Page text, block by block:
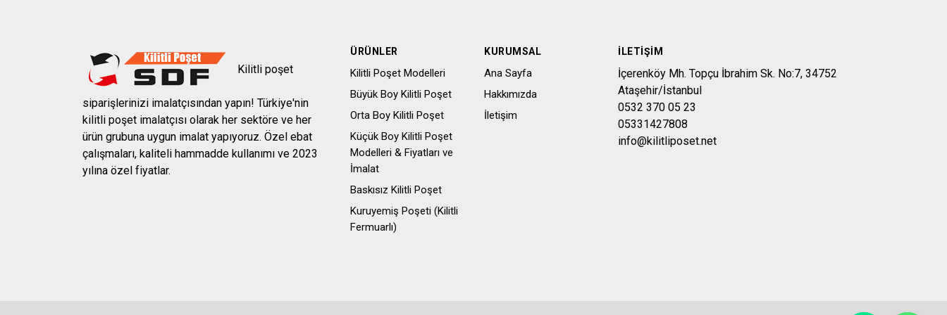
Kilitli poşet
siparişlerinizi imalatçısından yapın! Türkiye'nin
kilitli poşet imalatçısı olarak her sektöre ve her
ürün grubuna uygun imalat yapıyoruz. Özel ebat
çalışmaları, kaliteli hammadde kullanımı ve 2023
yılına özel fiyatlar.
ÜRÜNLER
Kilitli Poşet Modelleri
Büyük Boy Kilitli Poşet
Orta Boy Kilitli Poşet
Küçük Boy Kilitli Poşet
Modelleri & Fiyatları ve
İmalat
Baskısız Kilitli Poşet
Kuruyemiş Poşeti (Kilitli
Fermuarlı)
KURUMSAL
Ana Sayfa
Hakkımızda
İletişim
İLETIŞIM
İçerenköy Mh. Topçu İbrahim Sk. No:7, 34752
Ataşehir/İstanbul
0532 370 05 23
05331427808
info@kilitliposet.net